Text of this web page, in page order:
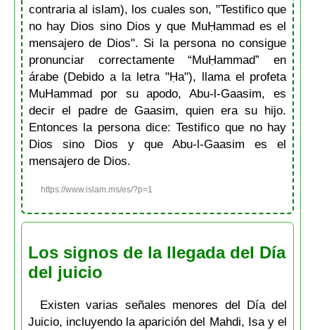
contraria al islam), los cuales son, "Testifico que
no hay Dios sino Dios y que MuḤammad es el
mensajero de Dios". Si la persona no consigue
pronunciar correctamente “MuḤammad” en
árabe (Debido a la letra "Ḥa"), llama el profeta
MuHammad por su apodo, Abu-l-Gaasim, es
decir el padre de Gaasim, quien era su hijo.
Entonces la persona dice: Testifico que no hay
Dios sino Dios y que Abu-l-Gaasim es el
mensajero de Dios.
https://www.islam.ms/es/?p=1
Los signos de la llegada del Día
del juicio
Existen varias señales menores del Día del
Juicio, incluyendo la aparición del Mahdi, Isa y el